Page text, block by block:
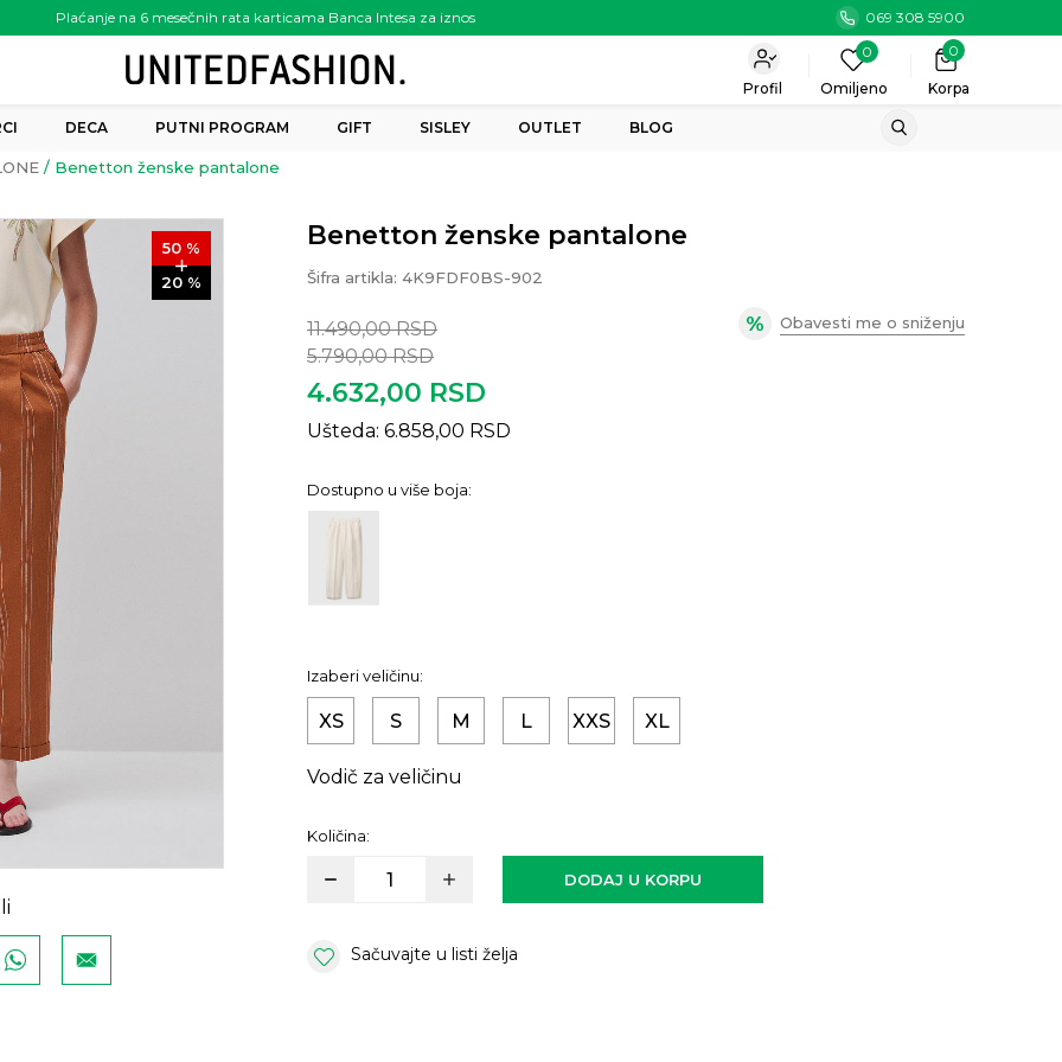
Plaćanje na 6 mesečnih rata karticama Banca Intesa za iznos
preko 6.000.00 rsd
069 308 5900
Korpa
0
0
Omiljeno
Profil
DECA PUTNI PROGRAM GIFT SISLEY OUTLET BLOG
Benetton ženske pantalone
50 %
20 %
Benetton ženske pantalone
Šifra artikla: 4K9FDF0BS-902
11.490,00 RSD
5.790,00 RSD
4.632,00 RSD
Ušteda: 6.858,00 RSD
Obavesti me o sniženju
Dostupno u više boja:
Izaberi veličinu:
XS S M L XXS XL
Vodič za veličinu
Količina:
DODAJ U KORPU
Sačuvajte u listi želja